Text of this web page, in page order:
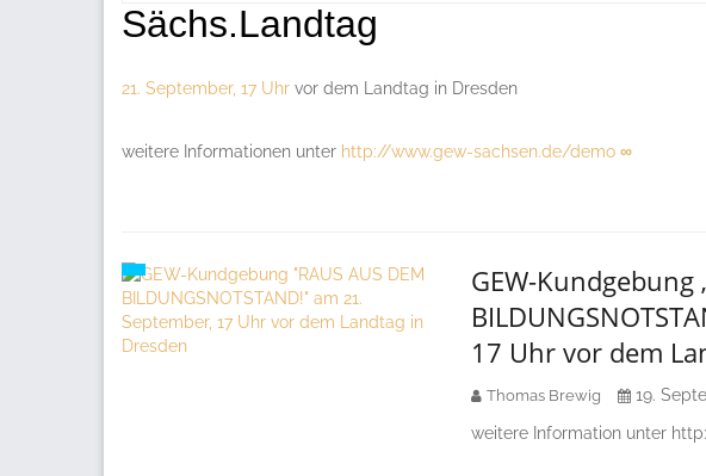
Sächs.Landtag
21. September, 17 Uhr vor dem Landtag in Dresden
weitere Informationen unter http://www.gew-sachsen.de/demo ∞
GEW-Kundgebung
17 Uhr vor dem
Thomas Brewig
19.
weitere Information unter